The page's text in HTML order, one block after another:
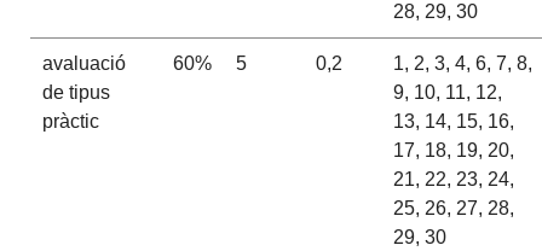
28, 29, 30
avaluació
de tipus
pràctic
60% 5 0,2
1, 2, 3, 4, 6, 7, 8,
9, 10, 11, 12,
13, 14, 15, 16,
17, 18, 19, 20,
21, 22, 23, 24,
25, 26, 27, 28,
29, 30